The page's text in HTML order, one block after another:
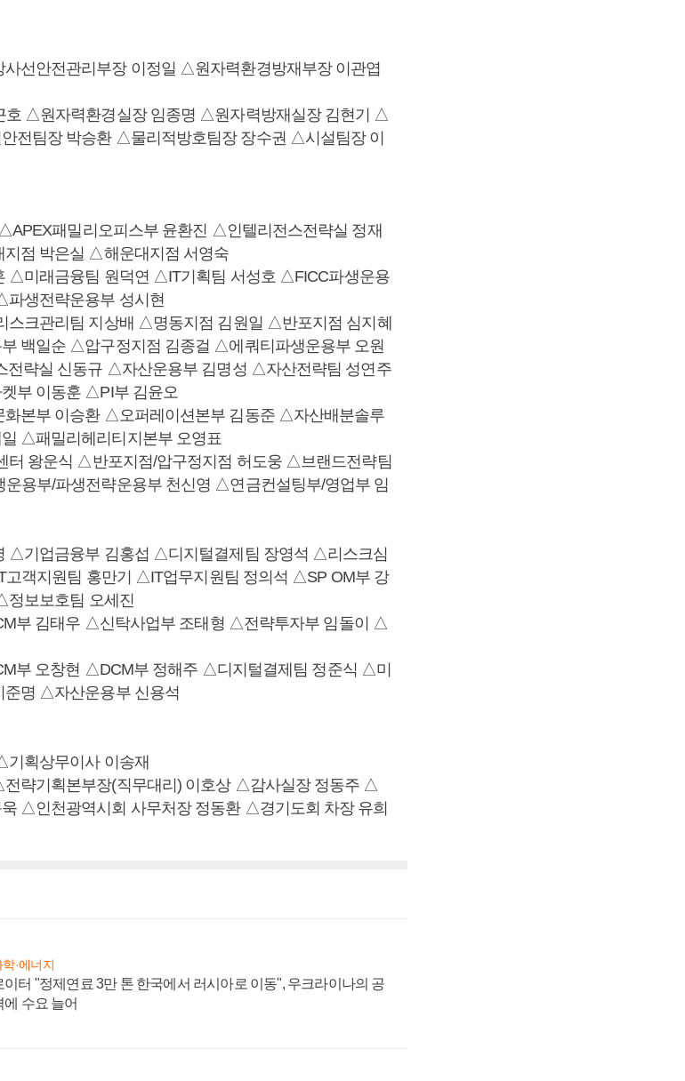
선안전관리부장 이정일 △원자력환경방재부장 이관엽
호 △원자력환경실장 임종명 △원자력방재실장 김현기 △
전팀장 박승환 △물리적방호팀장 장수권 △시설팀장 이
패밀리오피스부 윤환진 △인텔리전스전략실 정재
점 박은실 △해운대지점 서영숙
△미래금융팀 원덕연 △IT기획팀 서성호 △FICC파생운용
생전략운용부 성시현
크관리팀 지상배 △명동지점 김원일 △반포지점 심지혜
백일순 △압구정지점 김종걸 △에쿼티파생운용부 오원
략실 신동규 △자산운용부 김명성 △자산전략팀 성연주
부 이동훈 △PI부 김윤오
본부 이승환 △오퍼레이션본부 김동준 △자산배분솔루
△패밀리헤리티지본부 오영표
터 왕운식 △반포지점/압구정지점 허도웅 △브랜드전략팀
용부/파생전략운용부 천신영 △연금컨설팅부/영업부 임
△기업금융부 김홍섭 △디지털결제팀 장영석 △리스크심
객지원팀 홍만기 △IT업무지원팀 정의석 △SP OM부 강
보보호팀 오세진
부 김태우 △신탁사업부 조태형 △전략투자부 임돌이 △
부 오창현 △DCM부 정해주 △디지털결제팀 정준식 △미
명 △자산운용부 신용석
획상무이사 이송재
략기획본부장(직무대리) 이호상 △감사실장 정동주 △
△인천광역시회 사무처장 정동환 △경기도회 차장 유희
학·에너지
이터 "정제연료 3만 톤 한국에서 러시아로 이동", 우크라이나의 공
에 수요 늘어